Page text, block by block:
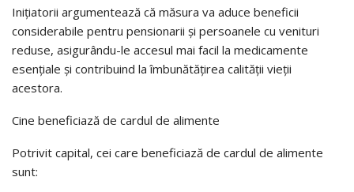
Inițiatorii argumentează că măsura va aduce beneficii
considerabile pentru pensionarii și persoanele cu venituri
reduse, asigurându-le accesul mai facil la medicamente
esențiale și contribuind la îmbunătățirea calității vieții
acestora.
Cine beneficiază de cardul de alimente
Potrivit capital, cei care beneficiază de cardul de alimente
sunt: